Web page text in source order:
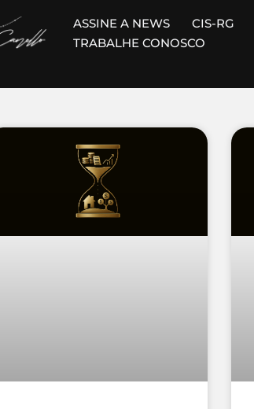
ASSINE A NEWS CIS-RG
TRABALHE CONOSCO